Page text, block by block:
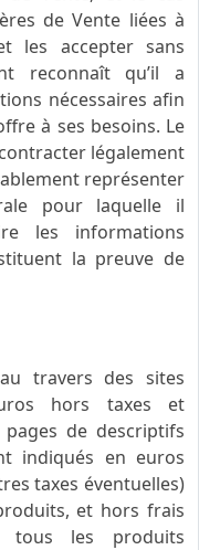
de Vente liées à
les accepter sans
reconnaît qu’il a
nécessaires afin
à ses besoins. Le
légalement
représenter
pour laquelle il
les informations
la preuve de
travers des sites
hors taxes et
de descriptifs
indiqués en euros
taxes éventuelles)
et hors frais
tous les produits